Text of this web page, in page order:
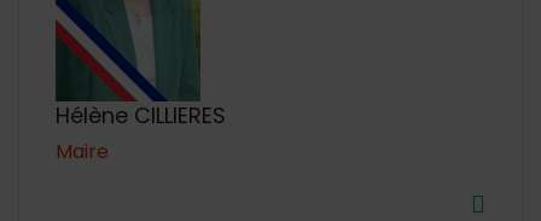
Hélène CILLIERES
Maire